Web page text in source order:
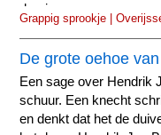
dorpje...
Grappig sprookje |
De grote oehoe
Een sage over Hendrik
schuur. Een knecht
en denkt dat het de